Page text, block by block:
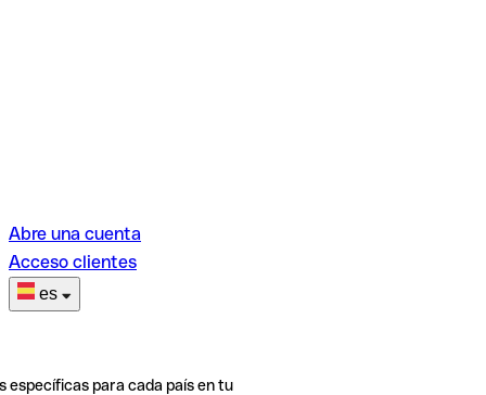
Abre una cuenta
Acceso clientes
es
específicas para cada país en tu